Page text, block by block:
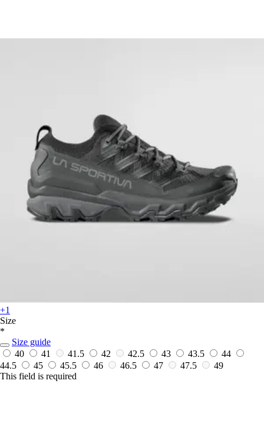
+1
Size
*
Size guide
40
41 41.5 42 42.5 43 43.5
44
44.5
45 45.5 46 46.5 47 47.5
49
This field is required